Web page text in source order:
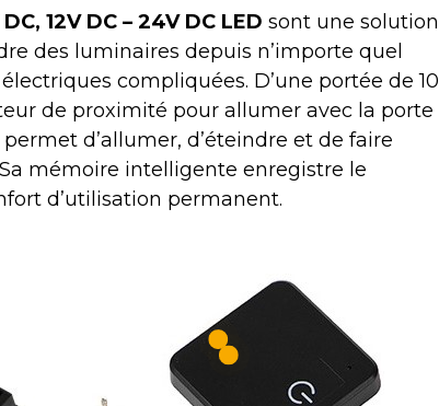
12V DC – 24V DC LED sont une solution
des luminaires depuis n’importe quel
compliquées. D’une portée de 10
de proximité pour allumer avec la porte
d’allumer, d’éteindre et de faire
mémoire intelligente enregistre le
d’utilisation permanent.